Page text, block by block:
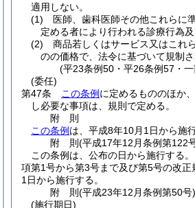
適用しない。
(1)
医師、歯科医師その他これらに
定める者により行われる診療行為
(2)
商品若しくはサービス又はこれ
のの価格で、法令に基づいて規制
(平23条例50・平26条例57・
(委任)
第47条
この条例 に定めるもののほか、
し必要な事項は、規則で定める。
附 則
この条例 は、平成8年10月1日から施行
附 則(平成17年12月条例第122
この条例は、公布の日から施行する。
項第1号から第3号まで及び第5号の改正
1日から施行する。
附 則(平成23年12月条例第50号
(施行期日)